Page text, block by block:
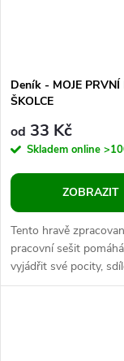
Deník - MOJE PRVNÍ
ŠKOLCE
od 33 Kč
Skladem online
ZOBRAZIT
Tento hravě
pracovní sešit
vyjádřit své pocity,
a vytvořit si krásnou